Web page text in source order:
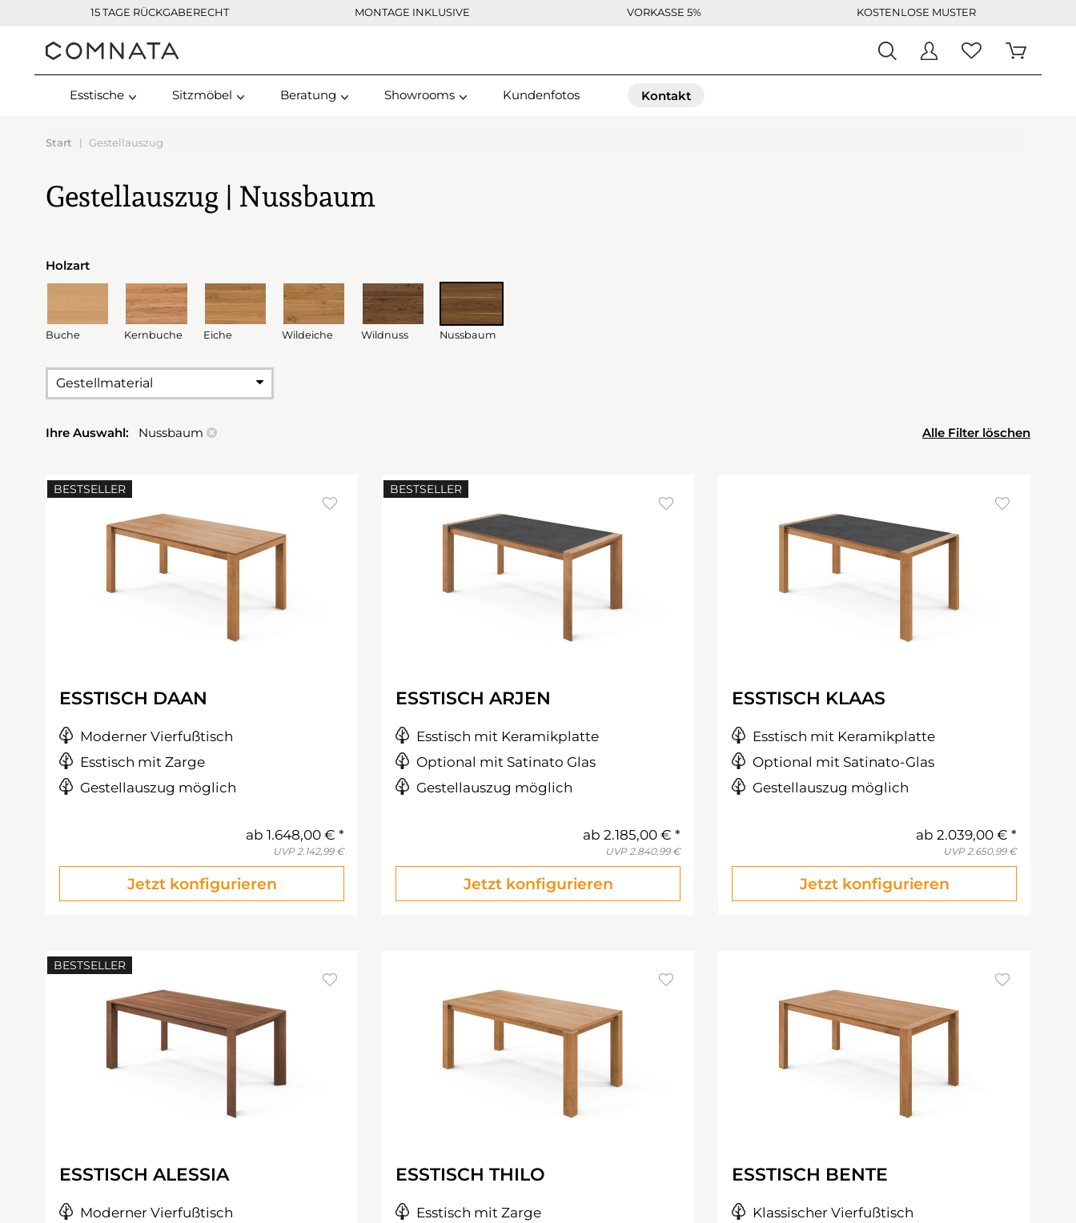
15 TAGE RÜCKGABERECHT MONTAGE INKLUSIVE VORKASSE 5% KOSTENLOSE MUSTER
Kontakt
Esstische Sitzmöbel Beratung Showrooms Kundenfotos Kontakt
Start Gestellauszug
Gestellauszug | Nussbaum
Holzart
Buche Kernbuche Eiche Wildeiche Wildnuss Nussbaum
Gestellmaterial
Ihre Auswahl: Nussbaum Alle Filter löschen
BESTSELLER
ESSTISCH DAAN
Moderner Vierfußtisch
Esstisch mit Zarge
Gestellauszug möglich
ab 1.648,00 €
UVP2.142,99 €
Jetzt konfigurieren
BESTSELLER
ESSTISCH ARJEN
Esstisch mit Keramikplatte
Optional mit Satinato Glas
Gestellauszug möglich
ab 2.185,00 €
UVP2.840,99 €
Jetzt konfigurieren
ESSTISCH KLAAS
Esstisch mit Keramikplatte
Optional mit Satinato-Glas
Gestellauszug möglich
ab 2.039,00 €
UVP2.650,99 €
Jetzt konfigurieren
BESTSELLER
ESSTISCH ALESSIA
Moderner Vierfußtisch
ESSTISCH THILO
Esstisch mit Zarge
ESSTISCH BENTE
Klassischer Vierfußtisch